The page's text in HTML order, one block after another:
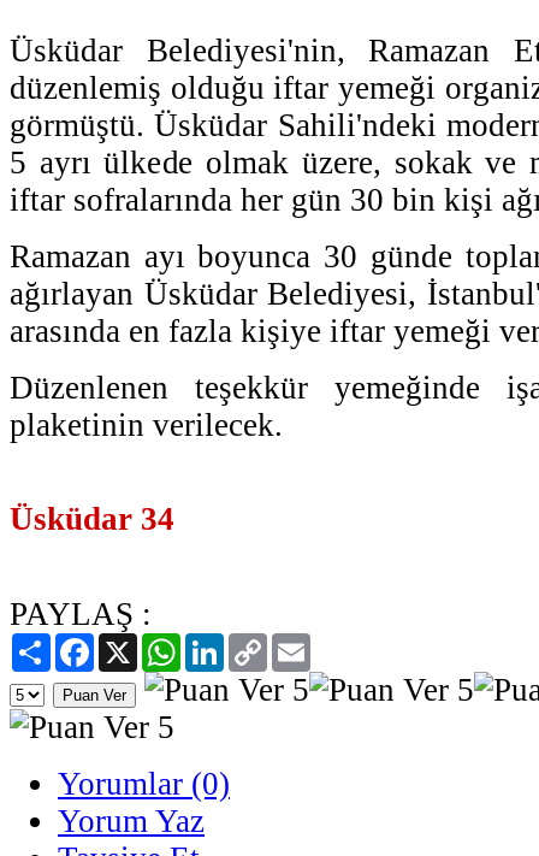
Üsküdar Belediyesi'nin, Ramazan
düzenlemiş olduğu iftar yemeği
görmüştü. Üsküdar Sahili'ndeki
5 ayrı ülkede olmak üzere, sokak ve
iftar sofralarında her gün 30 bin kişi
Ramazan ayı boyunca 30 günde
ağırlayan Üsküdar Belediyesi,
arasında en fazla kişiye iftar yemeği
Düzenlenen teşekkür yemeğinde
plaketinin verilecek.
Üsküdar 34
PAYLAŞ :
PaylaşFacebook
X WhatsAppLinkedIn
Copy
Link
Yorumlar (0)
Yorum Yaz